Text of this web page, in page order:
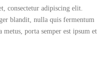
consectetur adipiscing elit.
blandit, nulla quis fermentum
porta semper est ipsum et